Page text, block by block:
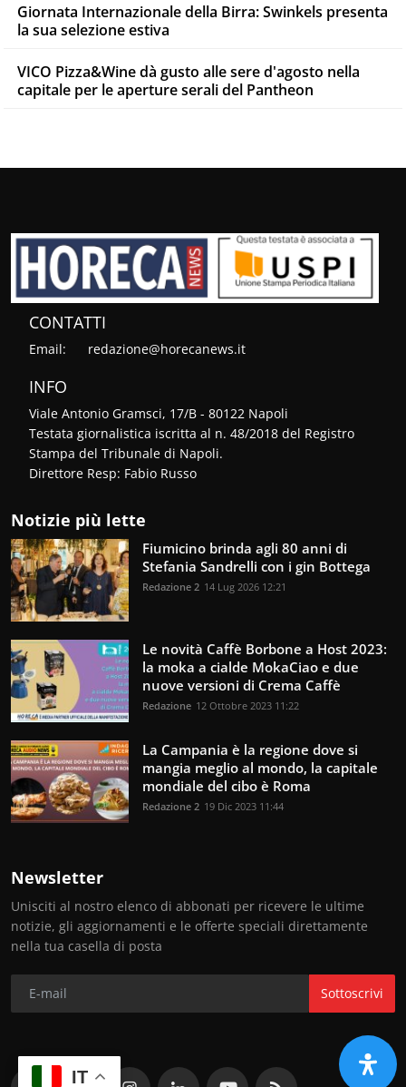
Giornata Internazionale della Birra: Swinkels presenta
la sua selezione estiva
VICO Pizza&Wine dà gusto alle sere d'agosto nella
capitale per le aperture serali del Pantheon
CONTATTI
Email: redazione@horecanews.it
INFO
Viale Antonio Gramsci, 17/B - 80122 Napoli
Testata giornalistica iscritta al n. 48/2018 del Registro
Stampa del Tribunale di Napoli.
Direttore Resp: Fabio Russo
Notizie più lette
Fiumicino brinda agli 80 anni di
Stefania Sandrelli con i gin Bottega
Redazione 2 14 Lug 2026 12:21
Le novità Caffè Borbone a Host 2023:
la moka a cialde MokaCiao e due
nuove versioni di Crema Caffè
Redazione 12 Ottobre 2023 11:22
La Campania è la regione dove si
mangia meglio al mondo, la capitale
mondiale del cibo è Roma
Redazione 2 19 Dic 2023 11:44
Newsletter
Unisciti al nostro elenco di abbonati per ricevere le ultime
notizie, gli aggiornamenti e le offerte speciali direttamente
nella tua casella di posta
Sottoscrivi
IT